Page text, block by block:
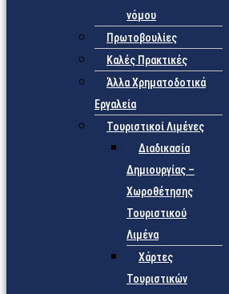
νόμου
Πρωτοβουλίες
Καλές Πρακτικές
Άλλα Χρηματοδοτικά
Εργαλεία
Τουριστικοί Λιμένες
Διαδικασία
Δημιουργίας –
Χωροθέτησης
Τουριστικού
Λιμένα
Χάρτες
Τουριστικών